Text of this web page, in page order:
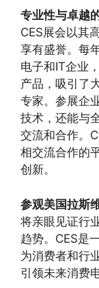
专业性与卓越
CES展会以其
享有盛誉。每
电子和IT企业
产品，吸引了
专家。参展企
技术，还能与
交流和合作。
相交流合作的
创新。
参观美国拉斯
将亲眼见证行
趋势。CES是
为消费者和行
引领未来消费